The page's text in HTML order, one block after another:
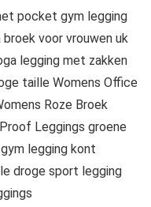
pocket gym legging
voor vrouwen uk
legging met zakken
taille Womens Office
Roze Broek
Leggings groene
legging kont
droge sport legging